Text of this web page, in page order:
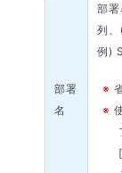
部署
名
部
列
例)
※
※